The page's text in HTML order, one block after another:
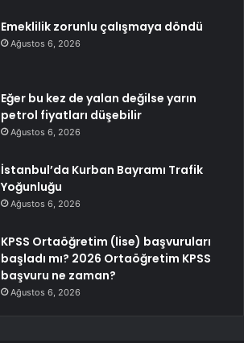
Emeklilik zorunlu çalışmaya döndü
Ağustos 6, 2026
Eğer bu kez de yalan değilse yarın
petrol fiyatları düşebilir
Ağustos 6, 2026
İstanbul’da Kurban Bayramı Trafik
Yoğunluğu
Ağustos 6, 2026
KPSS Ortaöğretim (lise) başvuruları
başladı mı? 2026 Ortaöğretim KPSS
başvuru ne zaman?
Ağustos 6, 2026